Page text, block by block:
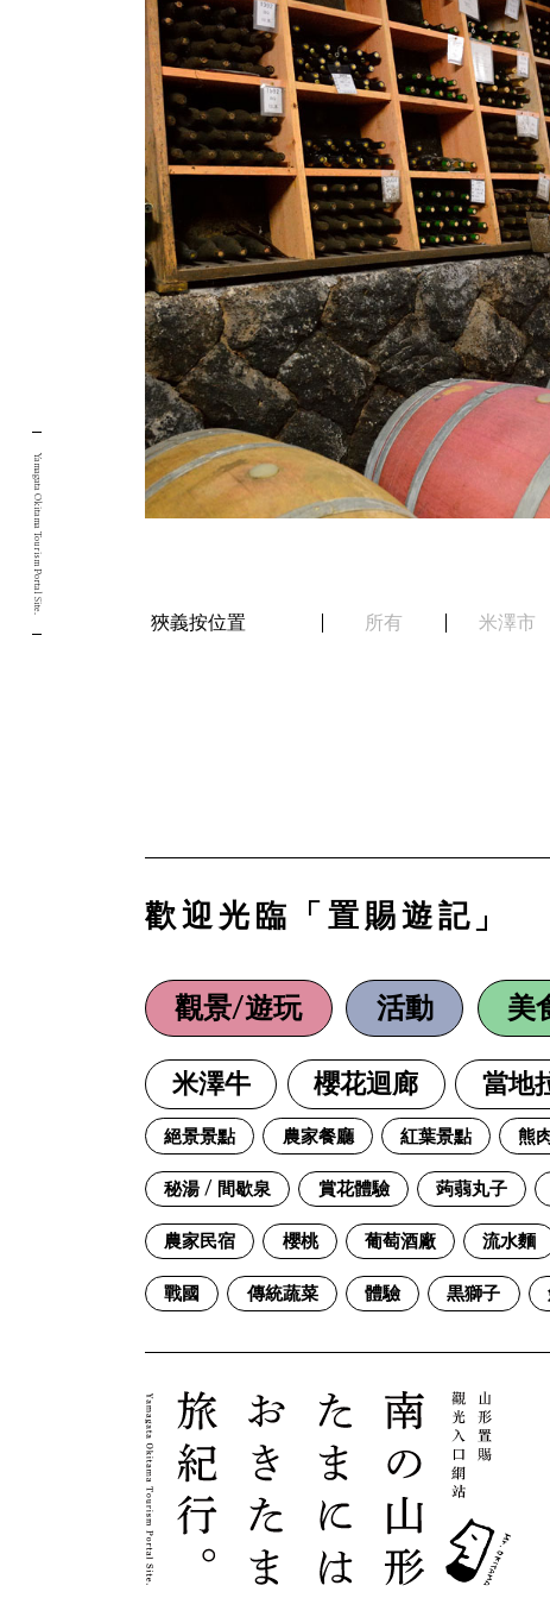
狹義按位置 所有 米澤市
歡迎光臨「置賜遊記」
觀景/遊玩 活動 美
米澤牛 櫻花迴廊 當地
絕景景點 農家餐廳 紅葉景點 熊
秘湯 / 間歇泉 賞花體驗 蒟蒻丸子
農家民宿 櫻桃 葡萄酒廠 流水麵
戰國 傳統蔬菜 體驗 黒獅子
Yamagata Okitama Tourism Portal Site.